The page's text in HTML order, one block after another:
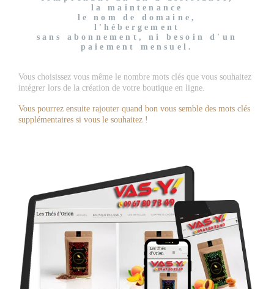
la maintenance
le nom de domaine,
l'hébergement
sans abonnement, ni besoin d'un
paiement mensuel.
Vous choisissez vous même le nombre mots clés que vous souhaitez
intégrer lors de la création de votre boutique en ligne.
Vous pourrez ensuite rajouter quand bon vous semble des mots clés
supplémentaires si vous le souhaitez !